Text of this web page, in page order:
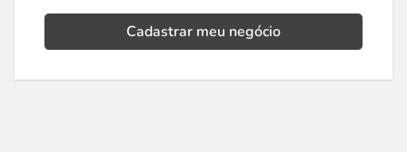
Cadastrar meu negócio